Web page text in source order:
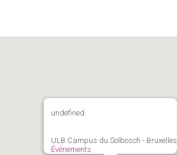
undefined
ULB Campus du Solbosch - Bruxelles
Événements